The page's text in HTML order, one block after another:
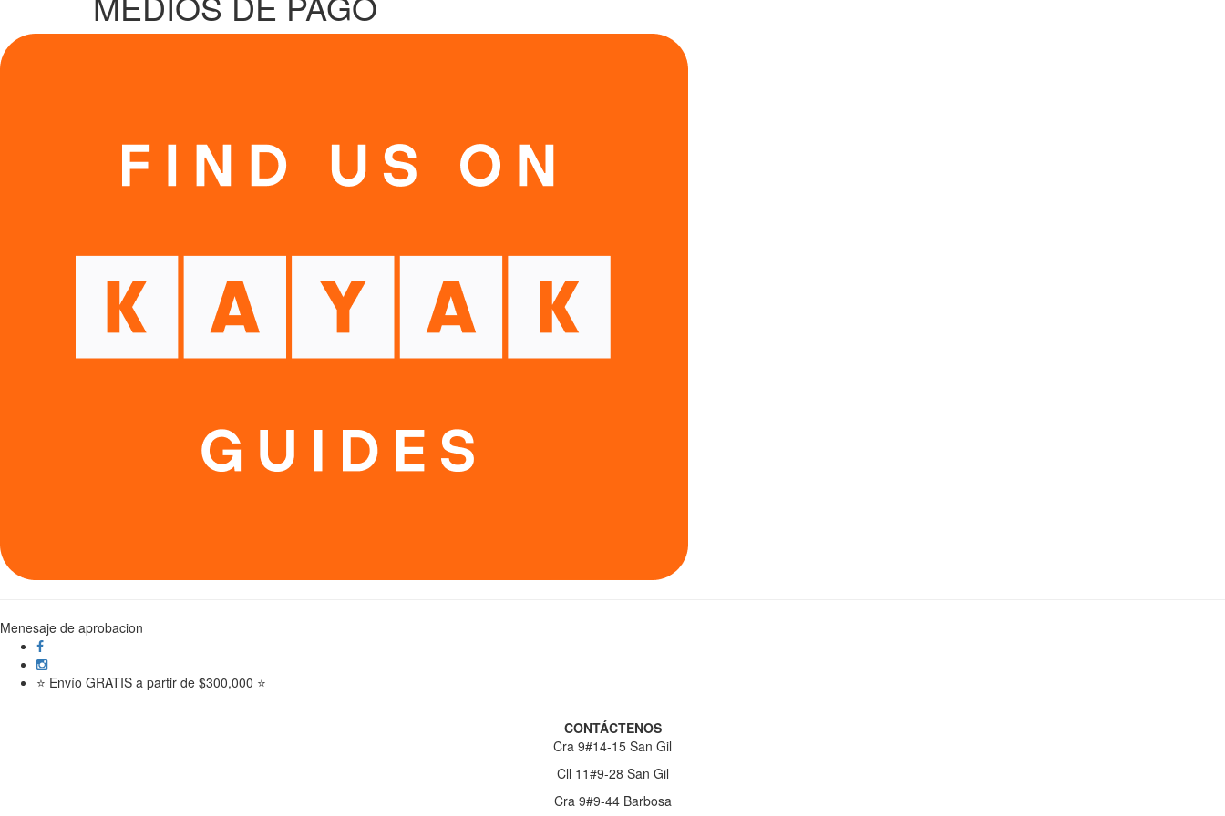
Menesaje de aprobacion
⭐ Envío GRATIS a partir de $300,000 ⭐
CONTÁCTENOS
Cra 9#14-15 San Gil
Cll 11#9-28 San Gil
Cra 9#9-44 Barbosa